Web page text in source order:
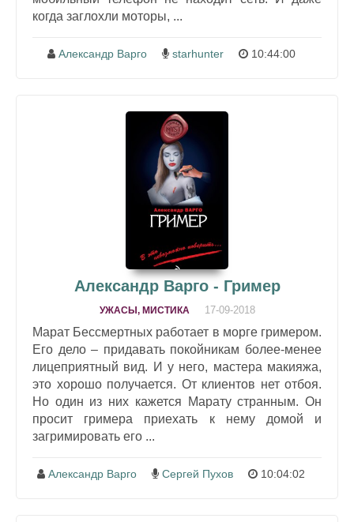
когда заглохли моторы, ...
Александр Варго starhunter 10:44:00
Александр Варго - Гример
УЖАСЫ, МИСТИКА 17-09-2018
Марат Бессмертных работает в морге гримером.
Его дело – придавать покойникам более-менее
лицеприятный вид. И у него, мастера макияжа,
это хорошо получается. От клиентов нет отбоя.
Но один из них кажется Марату странным. Он
просит гримера приехать к нему домой и
загримировать его ...
Александр Варго Сергей Пухов 10:04:02